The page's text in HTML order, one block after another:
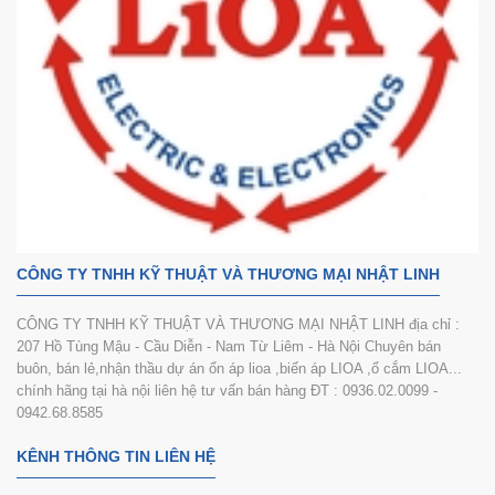
CÔNG TY TNHH KỸ THUẬT VÀ THƯƠNG MẠI NHẬT LINH
CÔNG TY TNHH KỸ THUẬT VÀ THƯƠNG MẠI NHẬT LINH địa chỉ :
207 Hồ Tùng Mậu - Cầu Diễn - Nam Từ Liêm - Hà Nội Chuyên bán
buôn, bán lẻ,nhận thầu dự án ổn áp lioa ,biến áp LIOA ,ổ cắm LIOA...
chính hãng tại hà nội liên hệ tư vấn bán hàng ĐT : 0936.02.0099 -
0942.68.8585
KÊNH THÔNG TIN LIÊN HỆ